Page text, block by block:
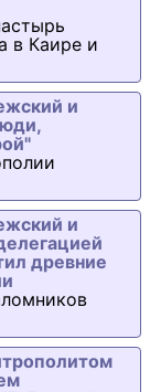
в Каире и
и
и
древние